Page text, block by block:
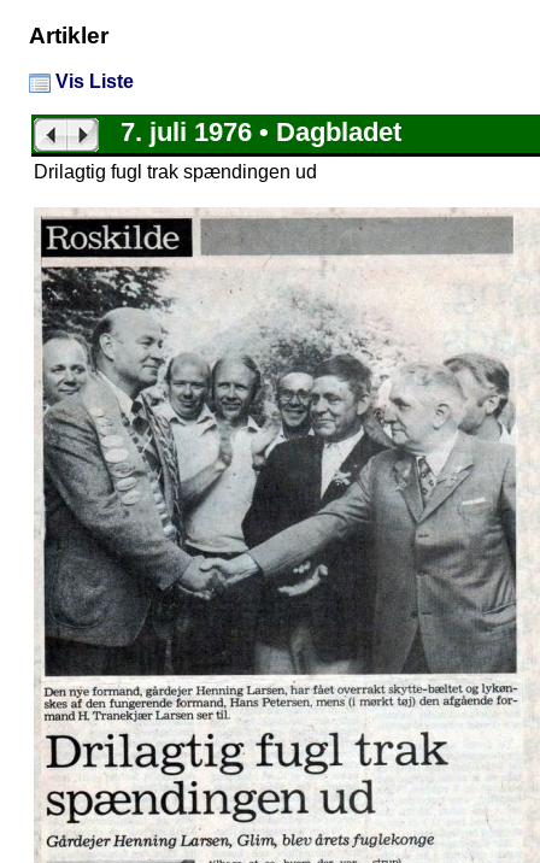
Artikler
Vis Liste
7. juli 1976 • Dagbladet
Drilagtig fugl trak spændingen ud